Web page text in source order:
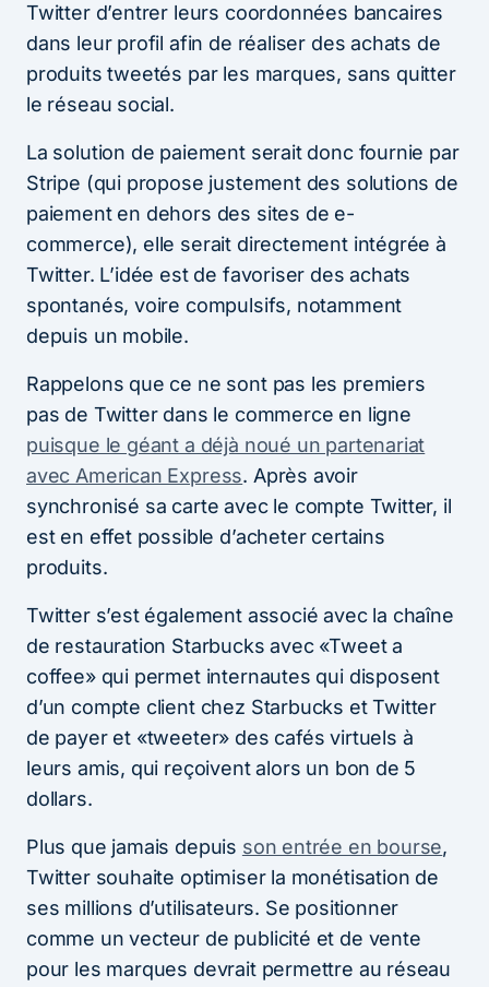
Twitter d’entrer leurs coordonnées bancaires
dans leur profil afin de réaliser des achats de
produits tweetés par les marques, sans quitter
le réseau social.
La solution de paiement serait donc fournie par
Stripe (qui propose justement des solutions de
paiement en dehors des sites de e-
commerce), elle serait directement intégrée à
Twitter. L’idée est de favoriser des achats
spontanés, voire compulsifs, notamment
depuis un mobile.
Rappelons que ce ne sont pas les premiers
pas de Twitter dans le commerce en ligne
puisque le géant a déjà noué un partenariat
avec American Express. Après avoir
synchronisé sa carte avec le compte Twitter, il
est en effet possible d’acheter certains
produits.
Twitter s’est également associé avec la chaîne
de restauration Starbucks avec «Tweet a
coffee» qui permet internautes qui disposent
d’un compte client chez Starbucks et Twitter
de payer et «tweeter» des cafés virtuels à
leurs amis, qui reçoivent alors un bon de 5
dollars.
Plus que jamais depuis son entrée en bourse,
Twitter souhaite optimiser la monétisation de
ses millions d’utilisateurs. Se positionner
comme un vecteur de publicité et de vente
pour les marques devrait permettre au réseau